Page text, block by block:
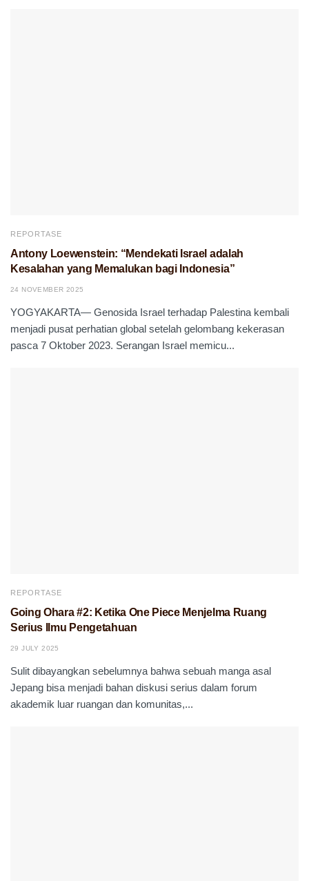
REPORTASE
Antony Loewenstein: “Mendekati Israel adalah
Kesalahan yang Memalukan bagi Indonesia”
24 NOVEMBER 2025
YOGYAKARTA— Genosida Israel terhadap Palestina kembali
menjadi pusat perhatian global setelah gelombang kekerasan
pasca 7 Oktober 2023. Serangan Israel memicu...
REPORTASE
Going Ohara #2: Ketika One Piece Menjelma Ruang
Serius Ilmu Pengetahuan
29 JULY 2025
Sulit dibayangkan sebelumnya bahwa sebuah manga asal
Jepang bisa menjadi bahan diskusi serius dalam forum
akademik luar ruangan dan komunitas,...